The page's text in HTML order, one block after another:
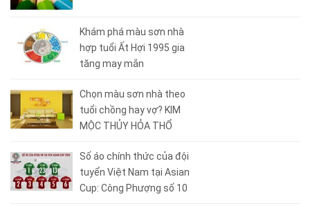
Khám phá màu sơn nhà
hợp tuổi Ất Hợi 1995 gia
tăng may mắn
Chọn màu sơn nhà theo
tuổi chồng hay vợ? KIM
MỘC THỦY HỎA THỔ
Số áo chính thức của đội
tuyển Việt Nam tại Asian
Cup: Công Phượng số 10